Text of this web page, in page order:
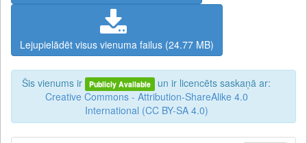
Lejupielādēt visus vienuma failus (24.77 MB)
Šis vienums ir Publicly Available
un ir licencēts saskaņā ar:
Creative Commons - Attribution-ShareAlike 4.0
International (CC BY-SA 4.0)